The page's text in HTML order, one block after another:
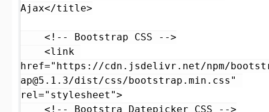
Ajax</title>
href="https://cdn.jsdelivr.net/npm/
ap@5.1.3/dist/css/bootstrap.min.css"
rel="stylesheet">